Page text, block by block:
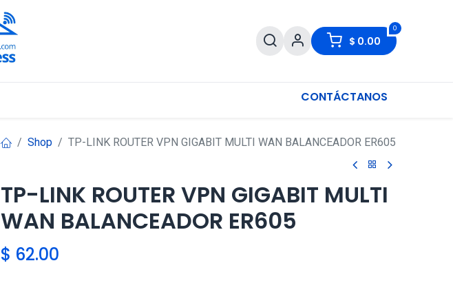
0
$ 0.00
CONTÁCTANOS
Shop TP-LINK ROUTER VPN GIGABIT MULTI WAN BALANCEADOR ER605
TP-LINK ROUTER VPN GIGABIT MULTI
WAN BALANCEADOR ER605
$ 62.00